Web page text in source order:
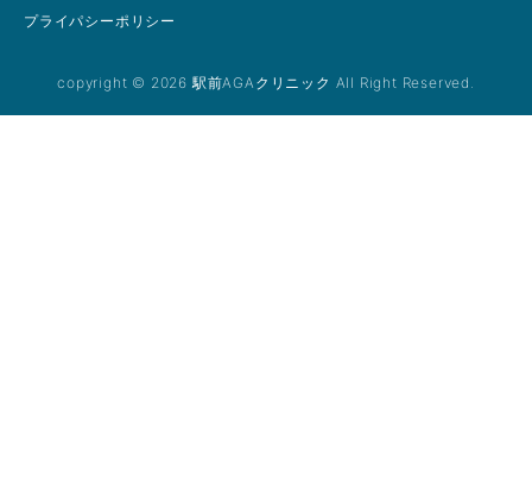
プライパシーポリシー
copyright © 2026 駅前AGAクリニック All Right Reserved.